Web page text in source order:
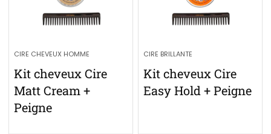
CIRE CHEVEUX HOMME
Kit cheveux Cire
Matt Cream +
Peigne
CIRE BRILLANTE
Kit cheveux Cire
Easy Hold + Peigne